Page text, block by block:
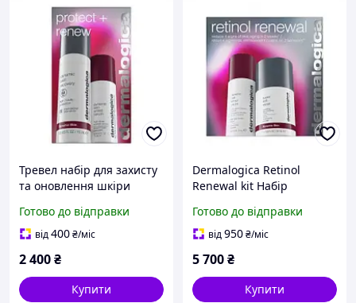
Тревел набір для захисту
та оновлення шкіри
Protect Renew kit
Готово до відправки
від400₴/міс
2 400₴
Купити
Dermalogica Retinol
Renewal kit Набір
шкірою Дует бестселерів
анти-ейдж
Готово до відправки
від950₴/міс
5 700₴
Купити